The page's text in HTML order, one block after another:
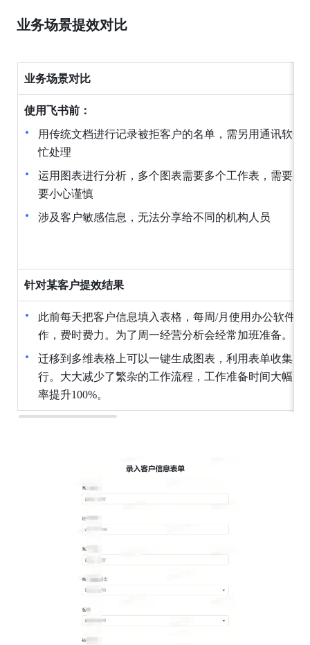
业务场景提效对比
业务场景对比
使用飞书前：
用传统文档进行记录被拒客户的名单，需另用通讯软件
忙处理
运用图表进行分析，多个图表需要多个工作表，需要多
要小心谨慎
涉及客户敏感信息，无法分享给不同的机构人员
针对某客户提效结果
此前每天把客户信息填入表格，每周/月使用办公软件
作，费时费力。为了周一经营分析会经常加班准备。
迁移到多维表格上可以一键生成图表，利用表单收集
行。大大减少了繁杂的工作流程，工作准备时间大幅
率提升100%。